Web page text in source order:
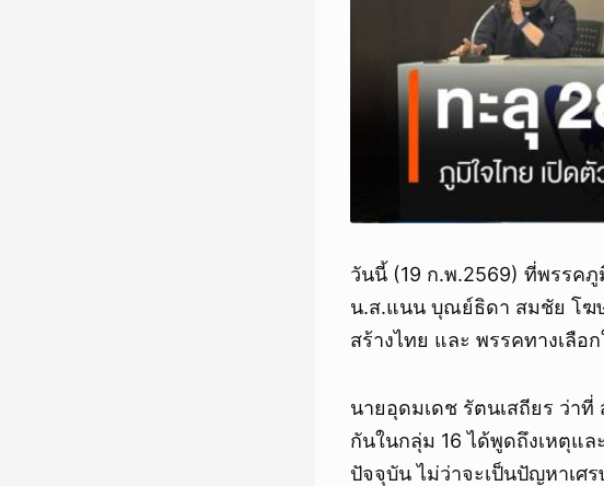
วันนี้ (19 ก.พ.2569) ที่พรรค
น.ส.แนน บุณย์ธิดา สมชัย โฆ
สร้างไทย และ พรรคทางเลือ
นายอุดมเดช รัตนเสถียร ว่า
กันในกลุ่ม 16 ได้พูดถึงเหตุแ
ปัจจุบัน ไม่ว่าจะเป็นปัญหาเศ